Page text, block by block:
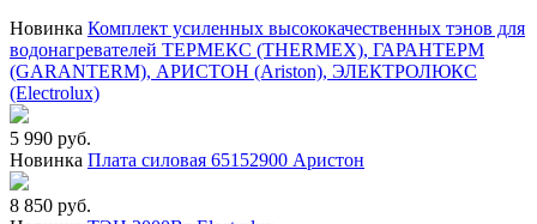
Новинка Комплект усиленных высококачественных тэнов для
водонагревателей ТЕРМЕКС (THERMEX), ГАРАНТЕРМ
(GARANTERM), АРИСТОН (Ariston), ЭЛЕКТРОЛЮКС
(Electrolux)
5 990 руб.
Новинка Плата силовая 65152900 Аристон
8 850 руб.